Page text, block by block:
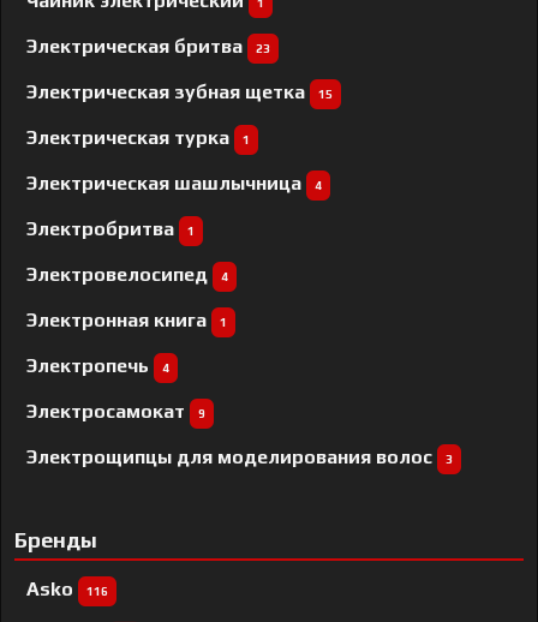
1
Электрическая бритва 23
Электрическая зубная щетка 15
Электрическая турка 1
Электрическая шашлычница 4
Электробритва 1
Электровелосипед 4
Электронная книга 1
Электропечь 4
Электросамокат 9
Электрощипцы для моделирования волос 3
Бренды
Asko 116